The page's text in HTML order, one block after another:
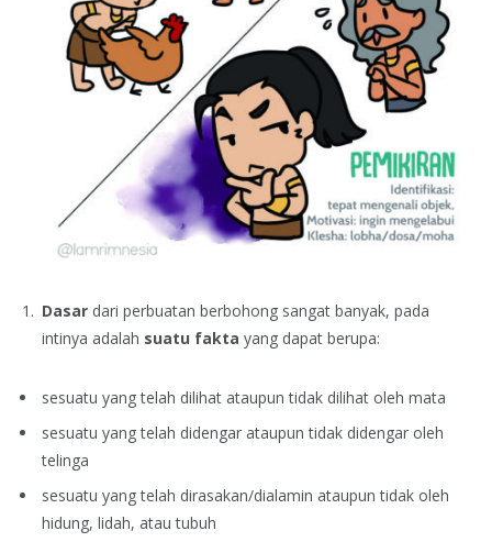
Dasar dari perbuatan berbohong sangat banyak, pada
intinya adalah suatu fakta yang dapat berupa:
sesuatu yang telah dilihat ataupun tidak dilihat oleh mata
sesuatu yang telah didengar ataupun tidak didengar oleh
telinga
sesuatu yang telah dirasakan/dialamin ataupun tidak oleh
hidung, lidah, atau tubuh